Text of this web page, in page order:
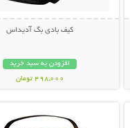
کیف بادی بگ آدیداس
افزودن به سبد خرید
498,000 تومان